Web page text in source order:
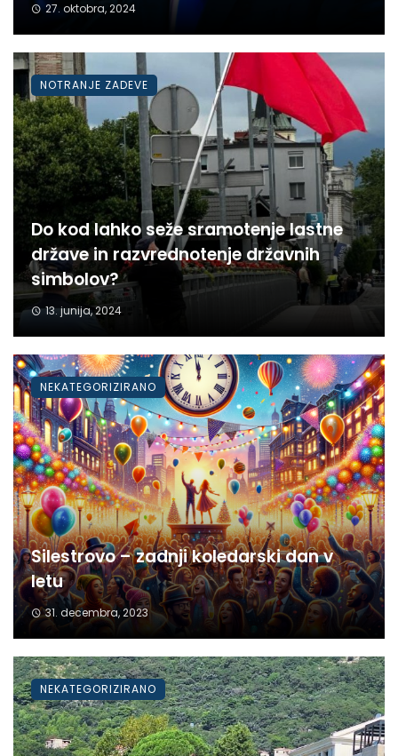
27. oktobra, 2024
Do kod lahko seže sramotenje lastne
države in razvrednotenje državnih
simbolov?
13. junija, 2024
NOTRANJE ZADEVE
Silestrovo – zadnji koledarski dan v
letu
31. decembra, 2023
NEKATEGORIZIRANO
NEKATEGORIZIRANO